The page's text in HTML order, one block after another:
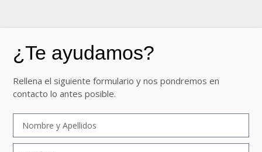
¿Te ayudamos?
Rellena el siguiente formulario y nos pondremos en
contacto lo antes posible.